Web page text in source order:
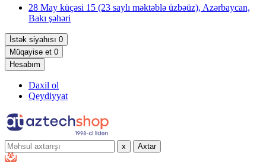
28 May küçəsi 15 (23 saylı məktəblə üzbəüz), Azərbaycan,
Bakı şəhəri
İstək siyahısı 0
Müqayisə et 0
Hesabım
Daxil ol
Qeydiyyat
x Axtar